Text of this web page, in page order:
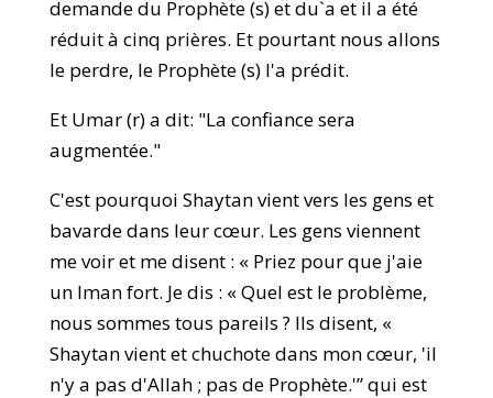
demande du Prophète (s) et du`a et il a été
réduit à cinq prières. Et pourtant nous allons
le perdre, le Prophète (s) l'a prédit.
Et Umar (r) a dit: "La confiance sera
augmentée."
C'est pourquoi Shaytan vient vers les gens et
bavarde dans leur cœur. Les gens viennent
me voir et me disent : « Priez pour que j'aie
un Iman fort. Je dis : « Quel est le problème,
nous sommes tous pareils ? Ils disent, «
Shaytan vient et chuchote dans mon cœur, 'il
n'y a pas d'Allah ; pas de Prophète.'” qui est